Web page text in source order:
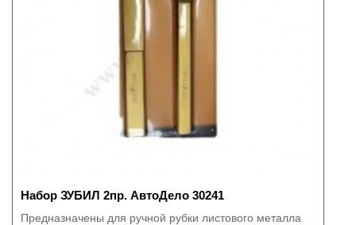
Набор ЗУБИЛ 2пр. АвтоДело 30241
Предназначены для ручной рубки листового металла